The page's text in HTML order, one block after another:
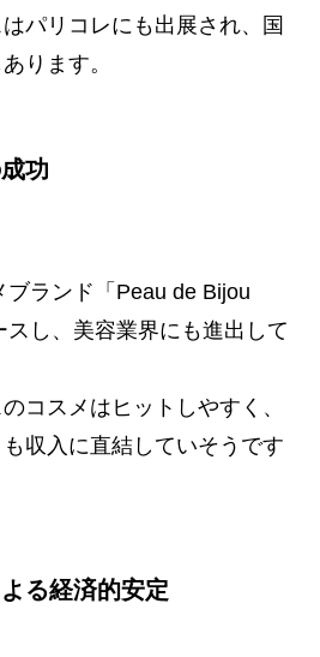
パリコレにも出展され、国
ります。
功
ランド「Peau de Bijou
し、美容業界にも進出して
コスメはヒットしやすく、
収入に直結していそうです
る経済的安定